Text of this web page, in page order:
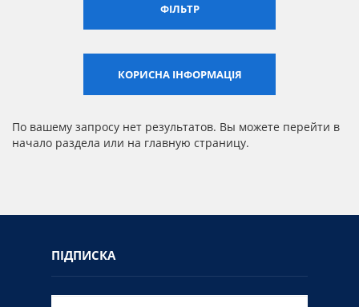
ФІЛЬТР
КОРИСНА ІНФОРМАЦІЯ
По вашему запросу нет результатов. Вы можете перейти в
начало раздела или на главную страницу.
ПІДПИСКА